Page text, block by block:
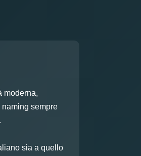
moderna,
sempre
sia a quello